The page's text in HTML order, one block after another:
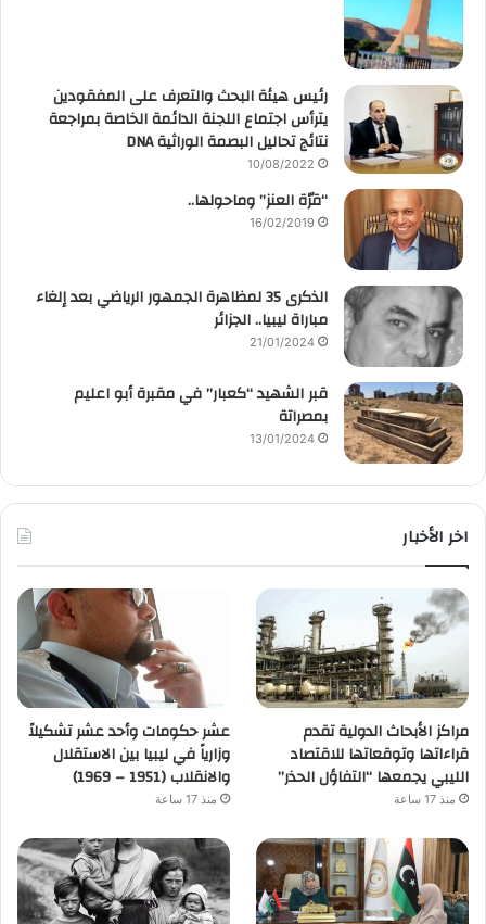
رئيس هيئة البحث والتعرف على المفقودين
يترأس اجتماع اللجنة الدائمة الخاصة بمراجعة
نتائج تحاليل البصمة الوراثية DNA
10/08/2022
“قرّة العنز” وماحولها..
16/02/2019
الذكرى 35 لمظاهرة الجمهور الرياضي بعد إلغاء
مباراة ليبيا.. الجزائر
21/01/2024
قبر الشهيد “كعبار” في مقبرة أبو اعليم
بمصراتة
13/01/2024
اخر الأخبار
مراكز الأبحاث الدولية تقدم
قراءاتها وتوقعاتها للاقتصاد
الليبي يجمعها “التفاؤل الحذر”
منذ 17 ساعة
عشر حكومات وأحد عشر تشكيلاً
وزارياً في ليبيا بين الاستقلال
والانقلاب (1951 – 1969)
منذ 17 ساعة